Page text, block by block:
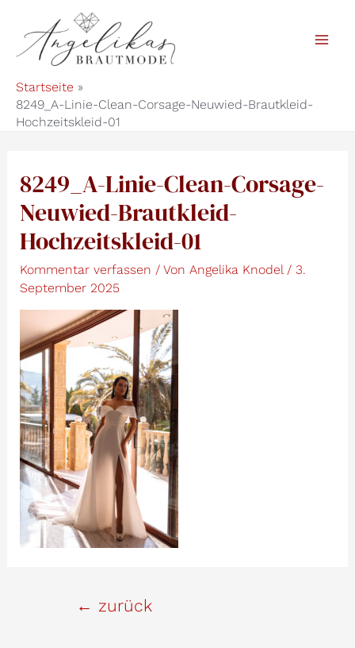
Inhalt
springen
Startseite
8249_A-Linie-Clean-Corsage-Neuwied-Brautkleid-
Hochzeitskleid-01
8249_A-Linie-Clean-Corsage-
Neuwied-Brautkleid-
Hochzeitskleid-01
Kommentar verfassen / Von Angelika Knodel / 3.
September 2025
← zurück